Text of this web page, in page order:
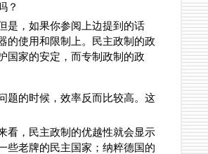
？
是，如果你参阅上边提到的话
的使用和限制上。民主政制的政
国家的安定，而专制政制的政
题的时候，效率反而比较高。这
看，民主政制的优越性就会显示
些老牌的民主国家；纳粹德国的